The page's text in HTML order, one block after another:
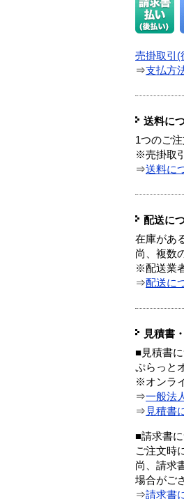
売掛取引(
⇒支払方
送料に
1つのご
※売掛取
⇒送料に
配送に
在庫があ
尚、複数
※配送業
⇒配送に
見積書
■見積書
ぷらっと
※オンラ
⇒一般法
⇒ 見積書
■請求書
ご注文時
尚、請求
場合がご
⇒請求書